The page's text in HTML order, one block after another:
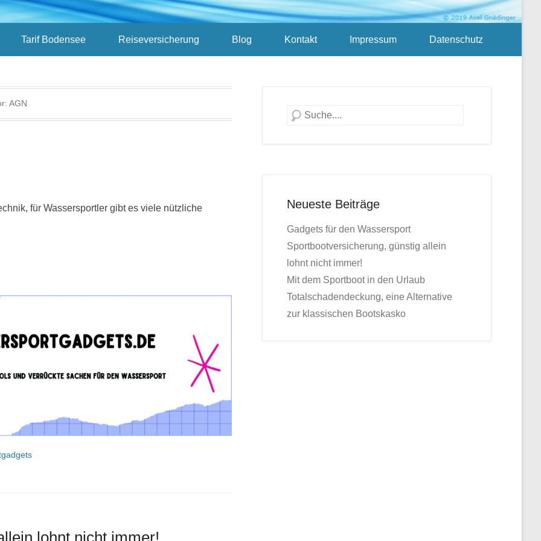
Tarif Bodensee Reiseversicherung Blog Kontakt Impressum Datenschutz
AGN
für Wassersportler gibt es viele nützliche
lohnt nicht immer!
Suche
Neueste Beiträge
Gadgets für den Wassersport
Sportbootversicherung, günstig allein
lohnt nicht immer!
Mit dem Sportboot in den Urlaub
Totalschadendeckung, eine Alternative
zur klassischen Bootskasko